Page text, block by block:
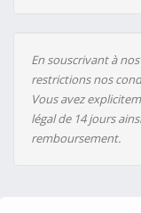
En souscrivant à
restrictions nos
Vous avez
légal de 14 jours
remboursement.